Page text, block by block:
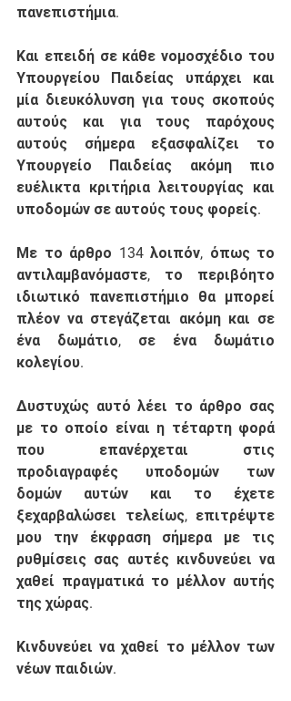
πανεπιστήμια.
Και επειδή σε κάθε νομοσχέδιο του
Υπουργείου Παιδείας υπάρχει και
μία διευκόλυνση για τους σκοπούς
αυτούς και για τους παρόχους
αυτούς σήμερα εξασφαλίζει το
Υπουργείο Παιδείας ακόμη πιο
ευέλικτα κριτήρια λειτουργίας και
υποδομών σε αυτούς τους φορείς.
Με το άρθρο 134 λοιπόν, όπως το
αντιλαμβανόμαστε, το περιβόητο
ιδιωτικό πανεπιστήμιο θα μπορεί
πλέον να στεγάζεται ακόμη και σε
ένα δωμάτιο, σε ένα δωμάτιο
κολεγίου.
Δυστυχώς αυτό λέει το άρθρο σας
με το οποίο είναι η τέταρτη φορά
που επανέρχεται στις
προδιαγραφές υποδομών των
δομών αυτών και το έχετε
ξεχαρβαλώσει τελείως, επιτρέψτε
μου την έκφραση σήμερα με τις
ρυθμίσεις σας αυτές κινδυνεύει να
χαθεί πραγματικά το μέλλον αυτής
της χώρας.
Κινδυνεύει να χαθεί το μέλλον των
νέων παιδιών.